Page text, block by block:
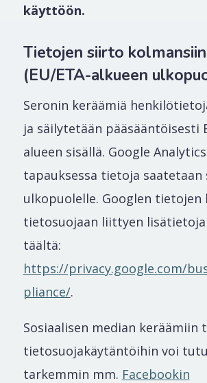
käyttöön.
Tietojen siirto
(EU/ETA-alkueen
Seronin keräämiä
ja säilytetään pääsääntöisesti
alueen sisällä. Google
tapauksessa tietoja saatetaan
ulkopuolelle. Googlen tietojen
tietosuojaan liittyen
täältä:
https://privacy.google.com/
pliance/.
Sosiaalisen median keräämiin
tietosuojakäytäntöihin voi
tarkemmin mm. Facebookin